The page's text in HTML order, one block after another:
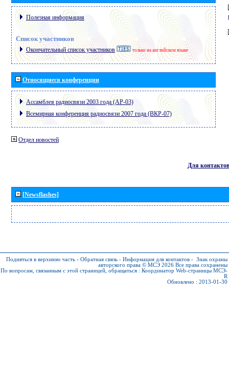
Полезная информация
Список участников
Окончательный список участников только на английском языке
Относящиеся конференции
Ассамблея радиосвязи 2003 года (АР-03)
Всемирная конференция радиосвязи 2007 года (ВКР-07)
Отдел новостей
Для контактов
[Newsflashes]
Подняться в верхнюю часть - Обратная связь - Информация для контактов - Знак охраны
авторского права © МСЭ 2026 Все права сохранены
По вопросам, связанным с этой страницей, обращаться : Координатор Web-страницы МСЭ-
R
Обновлено : 2013-01-30